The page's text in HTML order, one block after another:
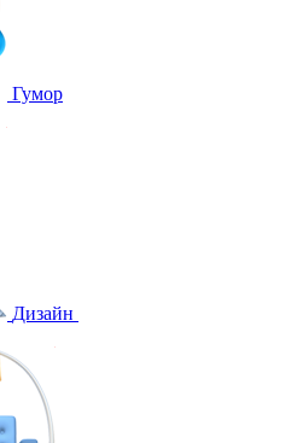
Гумор
Дизайн